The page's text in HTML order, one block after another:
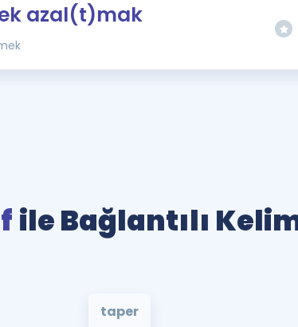
azal(t)mak
ile Bağlantılı
taper